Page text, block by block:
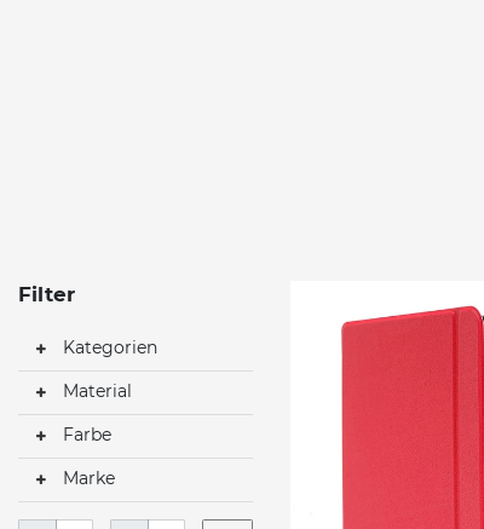
Filter
Kategorien
Material
Farbe
Marke